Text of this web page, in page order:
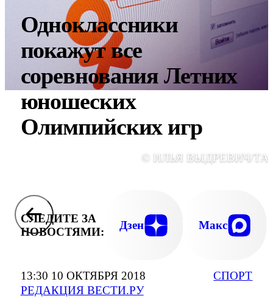
13:30 10 ОКТЯБРЯ 2018
РЕДАКЦИЯ ВЕСТИ.РУ
СПОРТ
Одноклассники
покажут все
соревнования Летних
юношеских
Олимпийских игр
© ИЛЬЯ ВЫДРЕВИЧ/
СЛЕДИТЕ ЗА
НОВОСТЯМИ:
Дзен Макс